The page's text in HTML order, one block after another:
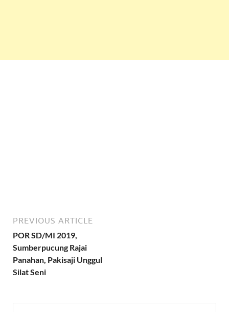
PREVIOUS ARTICLE
POR SD/MI 2019,
Sumberpucung Rajai
Panahan, Pakisaji Unggul
Silat Seni